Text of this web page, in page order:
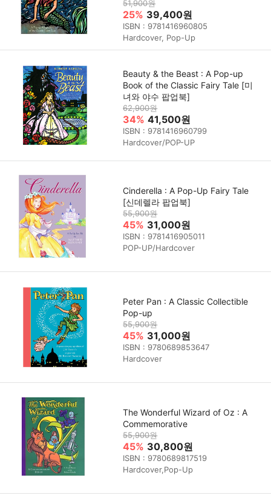
51,900원
25% 39,400원
ISBN : 9781416960805
Hardcover, Pop-Up
Beauty & the Beast : A Pop-up
Book of the Classic Fairy Tale [미
녀와 야수 팝업북]
62,900원
34% 41,500원
ISBN : 9781416960799
Hardcover/POP-UP
Cinderella : A Pop-Up Fairy Tale
[신데렐라 팝업북]
55,900원
45% 31,000원
ISBN : 9781416905011
POP-UP/Hardcover
Peter Pan : A Classic Collectible
Pop-up
55,900원
45% 31,000원
ISBN : 9780689853647
Hardcover
The Wonderful Wizard of Oz : A
Commemorative
55,900원
45% 30,800원
ISBN : 9780689817519
Hardcover,Pop-Up